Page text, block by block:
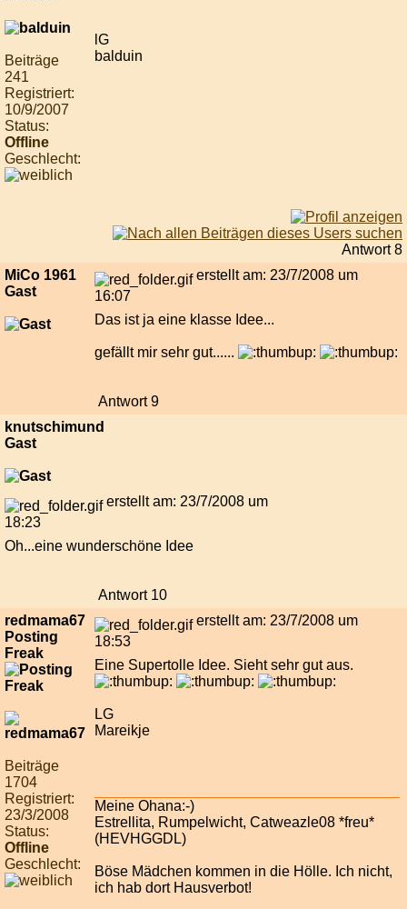
Beiträge
241
Registriert:
10/9/2007
Status:
Offline
Geschlecht:
lG
balduin
Antwort 8
MiCo 1961
Gast
erstellt am: 23/7/2008 um
16:07
Das ist ja eine klasse Idee...
gefällt mir sehr gut......
Antwort 9
knutschimund
Gast
erstellt am: 23/7/2008 um
18:23
Oh...eine wunderschöne Idee
Antwort 10
redmama67
Posting
Freak
Beiträge
1704
Registriert:
23/3/2008
Status:
Offline
Geschlecht:
erstellt am: 23/7/2008 um
18:53
Eine Supertolle Idee. Sieht sehr gut aus.
LG
Mareikje
Meine Ohana:-)
Estrellita, Rumpelwicht, Catweazle08 *freu*
(HEVHGGDL)
Böse Mädchen kommen in die Hölle. Ich nicht,
ich hab dort Hausverbot!